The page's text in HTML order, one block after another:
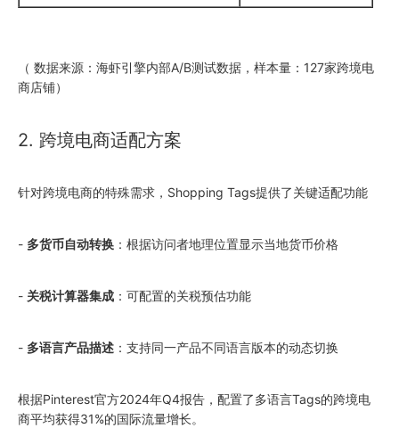
（ 数据来源：海虾引擎内部A/B测试数据，样本量：127家跨境电
商店铺）
2. 跨境电商适配方案
针对跨境电商的特殊需求，Shopping Tags提供了关键适配功能
- 多货币自动转换 ：根据访问者地理位置显示当地货币价格
- 关税计算器集成 ：可配置的关税预估功能
- 多语言产品描述 ：支持同一产品不同语言版本的动态切换
根据Pinterest官方2024年Q4报告，配置了多语言Tags的跨境电
商平均获得31%的国际流量增长。